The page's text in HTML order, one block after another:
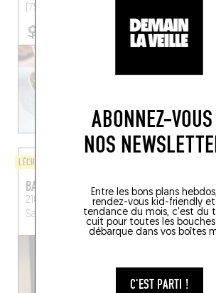
ABONNEZ-
NOS
Entre les bons plans
rendez-vous kid-friendly et
tendance du mois, c'est du
cuit pour toutes les
débarque dans vos boîtes
C'EST PARTI !
(75018)
RÉSERVER
LÈCHE-DOIGTS
BAR À MOMOS
218 Rue du Faubourg
Saint-AntoineParis (75012)
PISTIL
12 Rue
(75011)